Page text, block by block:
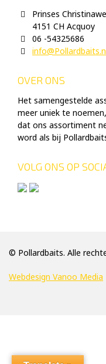
Prinses
4151 CH Acquoy
06 -54325686
OVER ONS
Het samengestelde
meer uniek te
dat ons assortiment
word als bij
VOLG ONS OP
© Pollardbaits. Alle
Webdesign Vanoo Media